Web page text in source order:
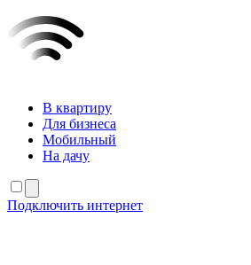
В квартиру
Для бизнеса
Мобильный
На дачу
Подключить интернет